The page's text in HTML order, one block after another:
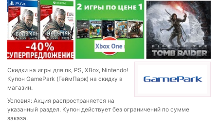
Скидки на игры для пк, PS, XBox, Nintendo!
Купон GamePark (ГеймПарк) на скидку в
магазин.
Условия: Акция распространяется на
указанный раздел. Купон действует без ограничений по сумме
заказа.